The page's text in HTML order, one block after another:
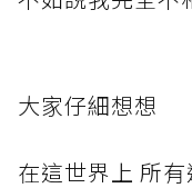
大家仔細想想
在這世界上 所